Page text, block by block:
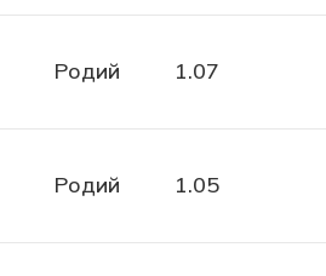
Родий 1.07
Родий 1.05